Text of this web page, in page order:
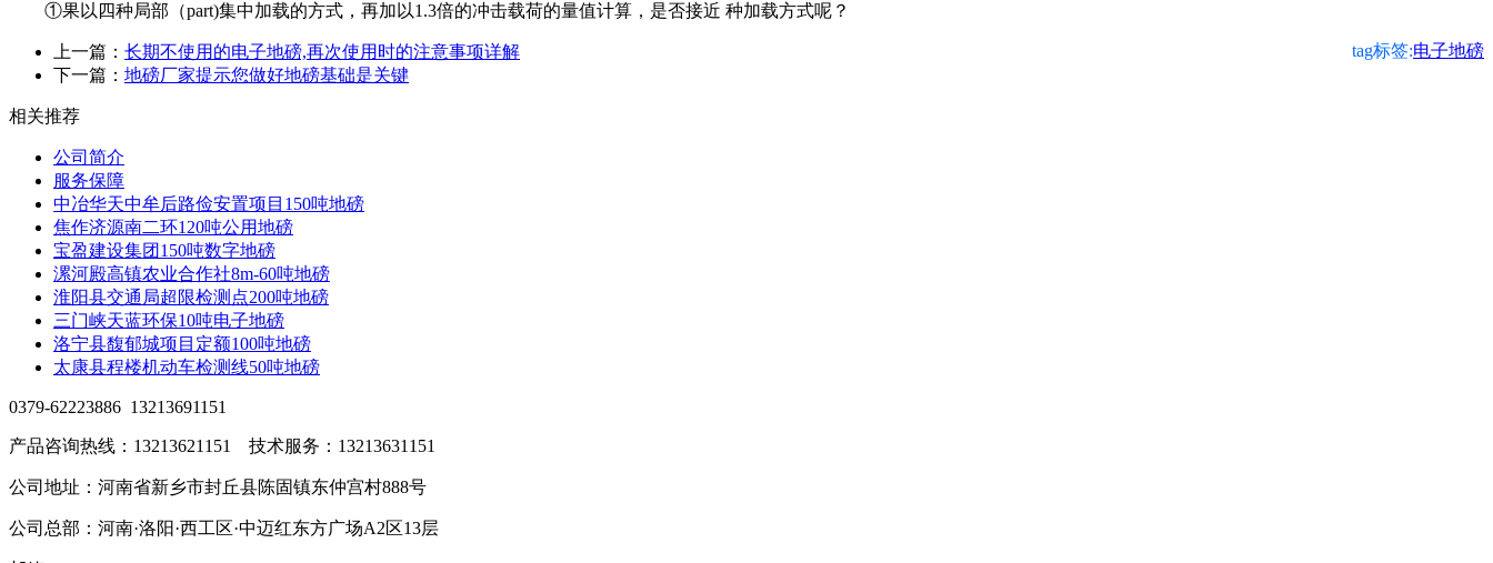
①果以四种局部（part)集中加载的方式，再加以1.3倍的冲击载荷的量值计算，是否接近 种加载方式呢？
tag标签:电子地磅
上一篇： 长期不使用的电子地磅,再次使用时的注意事项详解
下一篇： 地磅厂家提示您做好地磅基础是关键
相关推荐
公司简介
服务保障
中冶华天中牟后路俭安置项目150吨地磅
焦作济源南二环120吨公用地磅
宝盈建设集团150吨数字地磅
漯河殿高镇农业合作社8m-60吨地磅
淮阳县交通局超限检测点200吨地磅
三门峡天蓝环保10吨电子地磅
洛宁县馥郁城项目定额100吨地磅
太康县程楼机动车检测线50吨地磅
0379-62223886 13213691151
产品咨询热线：13213621151 技术服务：13213631151
公司地址：河南省新乡市封丘县陈固镇东仲宫村888号
公司总部：河南·洛阳·西工区·中迈红东方广场A2区13层